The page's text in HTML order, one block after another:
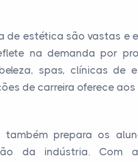
de estética são vastas e
na demanda por
spas, clínicas de
de carreira oferece
também prepara os
da indústria. Com